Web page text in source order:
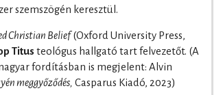
szemszögén keresztül.
Christian Belief(Oxford University Press,
Titus teológus hallgató tart felvezetőt. (A
fordításban is megjelent: Alvin
meggyőződés, Casparus Kiadó, 2023)